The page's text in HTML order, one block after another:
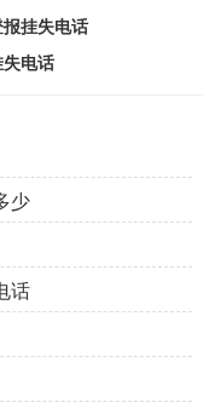
挂失电话
失电话
少
话